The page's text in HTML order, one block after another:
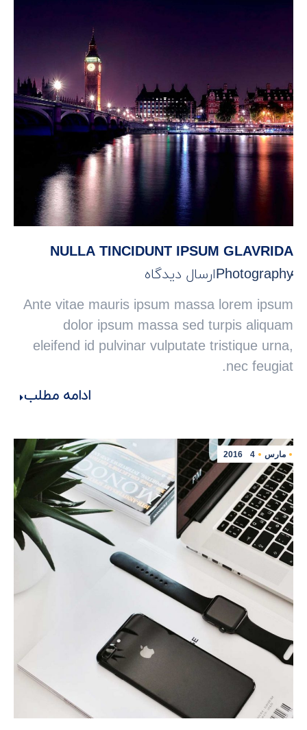
NULLA TINCIDUNT IPSUM GLAVRIDA
Photographyارسال دیدگاه
Ante vitae mauris ipsum massa lorem ipsum
dolor ipsum massa sed turpis aliquam
eleifend id pulvinar vulputate tristique urna,
nec feugiat.
ادامه مطلب
مارس 4
2016